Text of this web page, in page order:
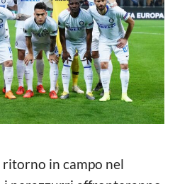
ritorno in campo nel